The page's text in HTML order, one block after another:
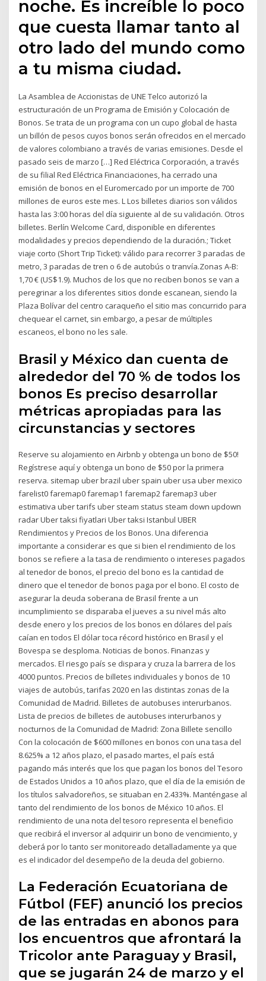
noche. Es increíble lo poco
que cuesta llamar tanto al
otro lado del mundo como
a tu misma ciudad.
La Asamblea de Accionistas de UNE Telco autorizó la
estructuración de un Programa de Emisión y Colocación de
Bonos. Se trata de un programa con un cupo global de hasta
un billón de pesos cuyos bonos serán ofrecidos en el mercado
de valores colombiano a través de varias emisiones. Desde el
pasado seis de marzo […] Red Eléctrica Corporación, a través
de su filial Red Eléctrica Financiaciones, ha cerrado una
emisión de bonos en el Euromercado por un importe de 700
millones de euros este mes. L Los billetes diarios son válidos
hasta las 3:00 horas del día siguiente al de su validación. Otros
billetes. Berlín Welcome Card, disponible en diferentes
modalidades y precios dependiendo de la duración.; Ticket
viaje corto (Short Trip Ticket): válido para recorrer 3 paradas de
metro, 3 paradas de tren o 6 de autobús o tranvía.Zonas A-B:
1,70 € (US$1.9). Muchos de los que no reciben bonos se van a
peregrinar a los diferentes sitios donde escanean, siendo la
Plaza Bolívar del centro caraqueño el sitio mas concurrido para
chequear el carnet, sin embargo, a pesar de múltiples
escaneos, el bono no les sale.
Brasil y México dan cuenta de
alrededor del 70 % de todos los
bonos Es preciso desarrollar
métricas apropiadas para las
circunstancias y sectores
Reserve su alojamiento en Airbnb y obtenga un bono de $50!
Regístrese aquí y obtenga un bono de $50 por la primera
reserva. sitemap uber brazil uber spain uber usa uber mexico
farelist0 faremap0 faremap1 faremap2 faremap3 uber
estimativa uber tarifs uber steam status steam down updown
radar Uber taksi fiyatlari Uber taksi Istanbul UBER
Rendimientos y Precios de los Bonos. Una diferencia
importante a considerar es que si bien el rendimiento de los
bonos se refiere a la tasa de rendimiento o intereses pagados
al tenedor de bonos, el precio del bono es la cantidad de
dinero que el tenedor de bonos paga por el bono. El costo de
asegurar la deuda soberana de Brasil frente a un
incumplimiento se disparaba el jueves a su nivel más alto
desde enero y los precios de los bonos en dólares del país
caían en todos El dólar toca récord histórico en Brasil y el
Bovespa se desploma. Noticias de bonos. Finanzas y
mercados. El riesgo país se dispara y cruza la barrera de los
4000 puntos. Precios de billetes individuales y bonos de 10
viajes de autobús, tarifas 2020 en las distintas zonas de la
Comunidad de Madrid. Billetes de autobuses interurbanos.
Lista de precios de billetes de autobuses interurbanos y
nocturnos de la Comunidad de Madrid: Zona Billete sencillo
Con la colocación de $600 millones en bonos con una tasa del
8.625% a 12 años plazo, el pasado martes, el país está
pagando más interés que los que pagan los bonos del Tesoro
de Estados Unidos a 10 años plazo, que el día de la emisión de
los títulos salvadoreños, se situaban en 2.433%. Manténgase al
tanto del rendimiento de los bonos de México 10 años. El
rendimiento de una nota del tesoro representa el beneficio
que recibirá el inversor al adquirir un bono de vencimiento, y
deberá por lo tanto ser monitoreado detalladamente ya que
es el indicador del desempeño de la deuda del gobierno.
La Federación Ecuatoriana de
Fútbol (FEF) anunció los precios
de las entradas en abonos para
los encuentros que afrontará la
Tricolor ante Paraguay y Brasil,
que se jugarán 24 de marzo y el